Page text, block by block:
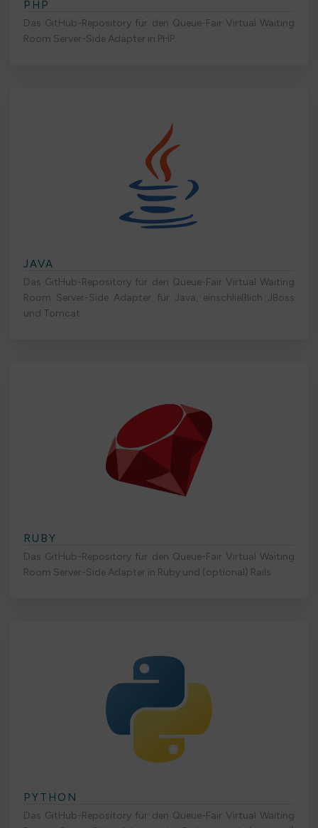
PHP
Das GitHub-Repository für den Queue-Fair Virtual Waiting
Room Server-Side Adapter in PHP.
JAVA
Das GitHub-Repository für den Queue-Fair Virtual Waiting
Room Server-Side Adapter für Java, einschließlich JBoss
und Tomcat.
RUBY
Das GitHub-Repository für den Queue-Fair Virtual Waiting
Room Server-Side Adapter in Ruby und (optional) Rails
PYTHON
Das GitHub-Repository für den Queue-Fair Virtual Waiting